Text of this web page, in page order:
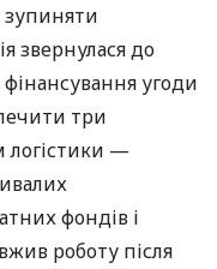
зупиняти
звернулася до
угоди
три
логістики —
фондів і
роботу після